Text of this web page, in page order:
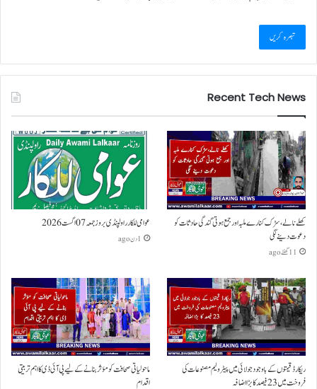
Recent Tech News
کھلے نالے،سڑک کنارے ملبہ اور جمع ہوتی گندگی حادثات کو
دعوت دینے لگی
11 گھنٹے ago
عوامی للکار راولپنڈی بروز جمعہ 07 اگست 2026
1 دن ago
ریکارڈ قیمتوں کے باوجود جولائی میں پیٹرولیم مصنوعات کی
فروخت میں 23 فیصد کا بڑا اضافہ
ماحولیاتی صحافت کو مؤثر بنانے کے لیے پی آئی ڈی کا اہم تربیتی
اقدام